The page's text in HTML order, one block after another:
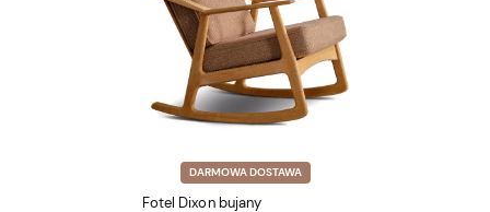
DARMOWA DOSTAWA
Fotel Dixon bujany